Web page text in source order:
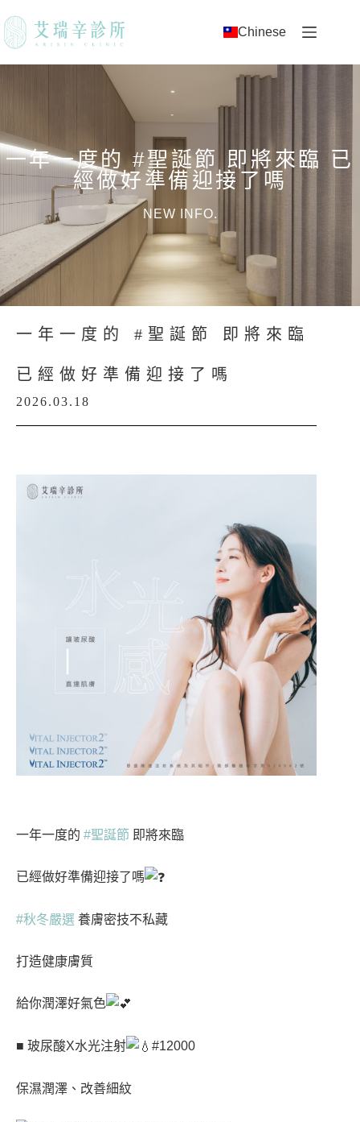
Chinese
一年一度的 #聖誕節 即將來臨 已
經做好準備迎接了嗎
NEW INFO.
一年一度的 #聖誕節 即將來臨
已經做好準備迎接了嗎
2026.03.18
一年一度的 #聖誕節 即將來臨
已經做好準備迎接了嗎
#秋冬嚴選 養膚密技不私藏
打造健康膚質
給你潤澤好氣色
■ 玻尿酸X水光注射 #12000
保濕潤澤、改善細紋